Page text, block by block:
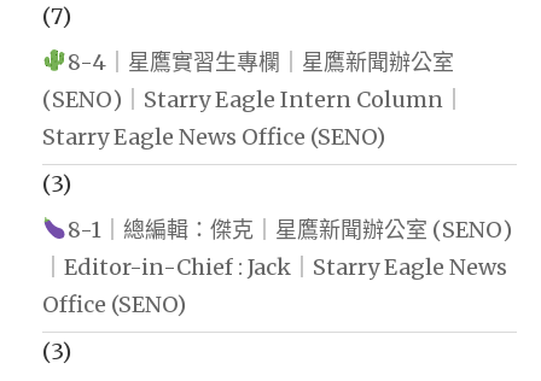
(7)
8-4｜星鷹實習生專欄｜星鷹新聞辦公室
(SENO)｜Starry Eagle Intern Column｜
Starry Eagle News Office (SENO)
(3)
8-1｜總編輯：傑克｜星鷹新聞辦公室 (SENO)
｜Editor-in-Chief : Jack｜Starry Eagle News
Office (SENO)
(3)